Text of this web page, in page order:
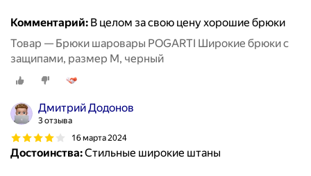
Комментарий: В целом за свою цену хорошие брюки
Товар — Брюки шаровары POGARTI Широкие брюки с
защипами, размер M, черный
Дмитрий Додонов
3 отзыва
16 марта 2024
Достоинства:Стильные широкие штаны